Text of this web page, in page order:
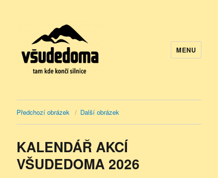
MENU
Předchozí obrázek Další obrázek
KALENDÁŘ AKCÍ
VŠUDEDOMA 2026